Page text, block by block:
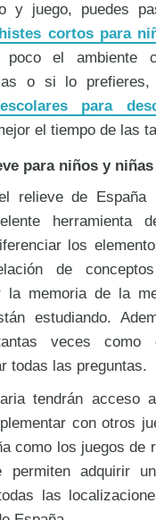
y juego, puedes
cortos para
poco el ambiente
o si lo
para
el tiempo de las
para niños y niñas
relieve de España
herramienta
los
de
la memoria de la
estudiando.
veces como
todas las preguntas.
tendrán acceso
con otros
como los juegos de
permiten adquirir
las